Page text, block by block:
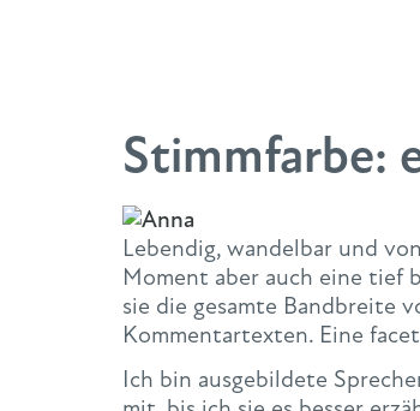
Stimmfarbe:
Lebendig, wandelbar und
Moment aber auch eine tief
sie die gesamte Bandbreite
Kommentartexten. Eine
Ich bin ausgebildete